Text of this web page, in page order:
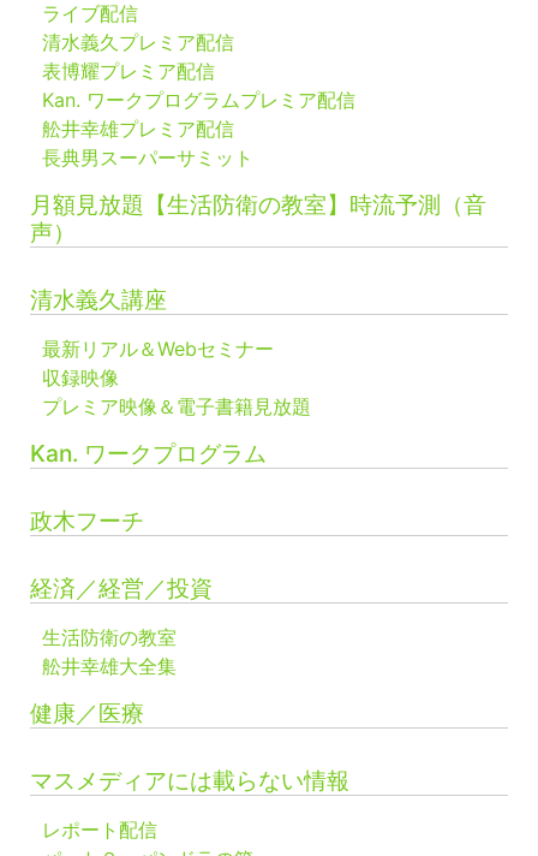
ライブ配信
清水義久プレミア配信
表博耀プレミア配信
Kan. ワークプログラムプレミア配信
舩井幸雄プレミア配信
長典男スーパーサミット
月額見放題【生活防衛の教室】時流予測（音
声）
清水義久講座
最新リアル＆Webセミナー
収録映像
プレミア映像＆電子書籍見放題
Kan. ワークプログラム
政木フーチ
経済／経営／投資
生活防衛の教室
舩井幸雄大全集
健康／医療
マスメディアには載らない情報
レポート配信